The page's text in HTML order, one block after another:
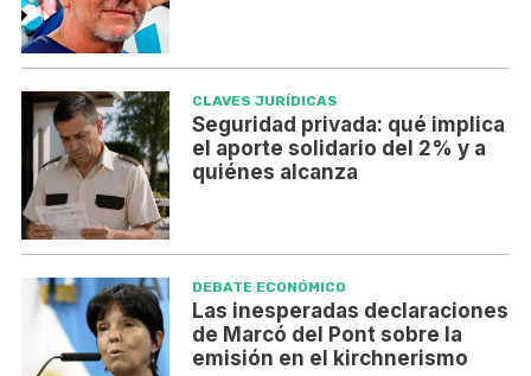
CLAVES JURÍDICAS
Seguridad privada: qué implica
el aporte solidario del 2% y a
quiénes alcanza
DEBATE ECONÓMICO
Las inesperadas declaraciones
de Marcó del Pont sobre la
emisión en el kirchnerismo